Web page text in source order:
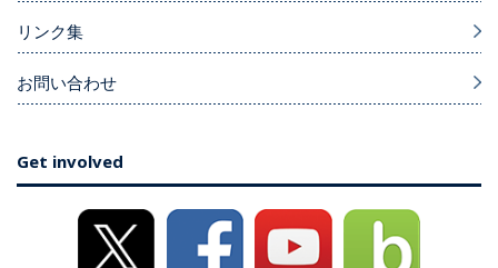
リンク集
お問い合わせ
Get involved